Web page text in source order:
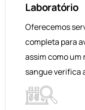
Laboratório
Oferecemos
completa para
assim como um
sangue verifica